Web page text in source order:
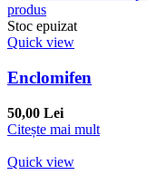
Stoc epuizat
Quick view
Enclomifen
50,00 Lei
Citește mai mult
Quick view